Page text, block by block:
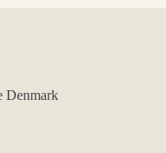
Denmark